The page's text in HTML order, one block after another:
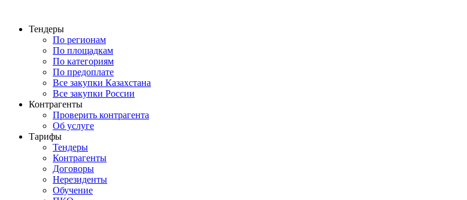
Тендеры
По регионам
По площадкам
По категориям
По предоплате
Все закупки Казахстана
Все закупки России
Контрагенты
Проверить контрагента
Об услуге
Тарифы
Тендеры
Контрагенты
Договоры
Нерезиденты
Обучение